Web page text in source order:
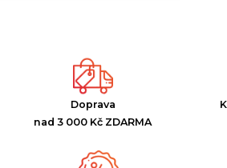
Doprava
nad 3 000 Kč ZDARMA